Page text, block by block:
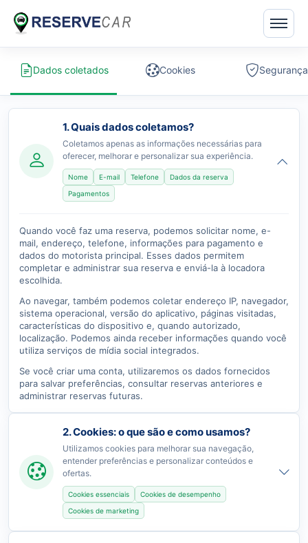
Dados coletados Cookies Segurança
1. Quais dados coletamos?
Coletamos apenas as informações necessárias para
oferecer, melhorar e personalizar sua experiência.
Nome E-mail Telefone
Dados da reserva
Pagamentos
Quando você faz uma reserva, podemos solicitar nome, e-
mail, endereço, telefone, informações para pagamento e
dados do motorista principal. Esses dados permitem
completar e administrar sua reserva e enviá-la à locadora
escolhida.
Ao navegar, também podemos coletar endereço IP, navegador,
sistema operacional, versão do aplicativo, páginas visitadas,
características do dispositivo e, quando autorizado,
localização. Podemos ainda receber informações quando você
utiliza serviços de mídia social integrados.
Se você criar uma conta, utilizaremos os dados fornecidos
para salvar preferências, consultar reservas anteriores e
administrar reservas futuras.
2. Cookies: o que são e como usamos?
Utilizamos cookies para melhorar sua navegação,
entender preferências e personalizar conteúdos e
ofertas.
Cookies essenciais
Cookies de desempenho
Cookies de marketing